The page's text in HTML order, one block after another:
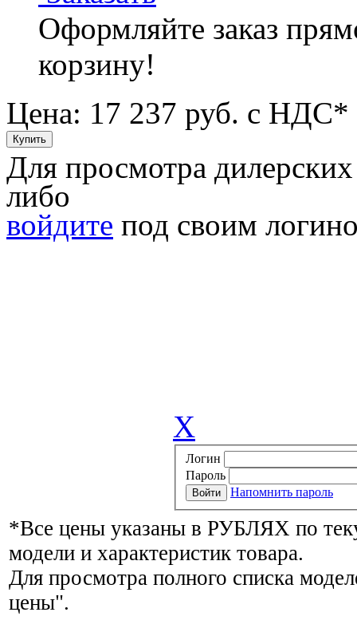
Оформляйте заказ
корзину!
Цена: 17 237 руб. с НДС*
Для просмотра
либо
войдите под своим
X
Логин
Пароль
Напомнить пароль
*Все цены указаны в РУБЛЯХ по
модели и характеристик товара.
Для просмотра полного списка
цены".